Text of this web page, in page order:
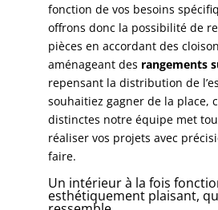
fonction de vos besoins
offrons donc la possibilité de
pièces en accordant des
aménageant des rangements
repensant la distribution de
souhaitiez gagner de la place,
distinctes notre équipe met
réaliser vos projets avec
faire.
Un intérieur à la fois
esthétiquement plaisant,